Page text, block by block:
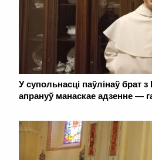
У супольнасці паўлінаў брат
апрануў манаскае адзенне —